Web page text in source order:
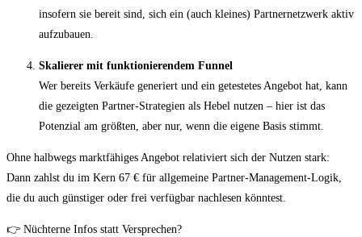
insofern sie bereit sind, sich ein (auch kleines) Partnernetzwerk aktiv
aufzubauen.
Skalierer mit funktionierendem Funnel
Wer bereits Verkäufe generiert und ein getestetes Angebot hat, kann
die gezeigten Partner-Strategien als Hebel nutzen – hier ist das
Potenzial am größten, aber nur, wenn die eigene Basis stimmt.
Ohne halbwegs marktfähiges Angebot relativiert sich der Nutzen stark:
Dann zahlst du im Kern 67 € für allgemeine Partner-Management-Logik,
die du auch günstiger oder frei verfügbar nachlesen könntest.
👉 Nüchterne Infos statt Versprechen?